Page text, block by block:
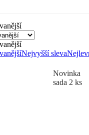
Nejvyšší sleva
Novinka
sada 2 ks